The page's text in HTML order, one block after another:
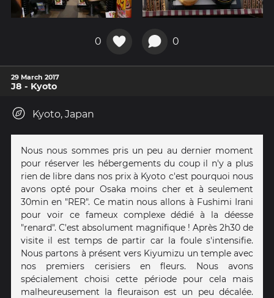
0 0
29 March 2017
J8 - Kyoto
Kyoto, Japan
Nous nous sommes pris un peu au dernier moment
pour réserver les hébergements du coup il n'y a plus
rien de libre dans nos prix à Kyoto c'est pourquoi nous
avons opté pour Osaka moins cher et à seulement
30min en "RER". Ce matin nous allons à Fushimi Irani
pour voir ce fameux complexe dédié à la déesse
"renard". C'est absolument magnifique ! Après 2h30 de
visite il est temps de partir car la foule s'intensifie.
Nous partons à présent vers Kiyumizu un temple avec
nos premiers cerisiers en fleurs. Nous avons
spécialement choisi cette période pour cela mais
malheureusement la fleuraison est un peu décalée.